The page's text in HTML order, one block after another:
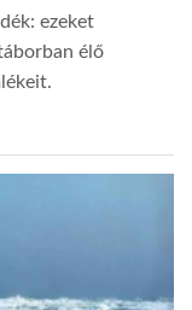
ezeket
élő